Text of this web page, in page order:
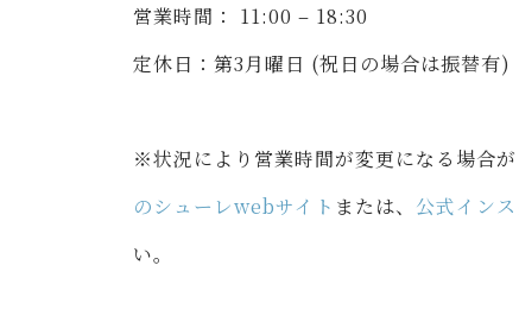
営業時間： 11:00 – 18:30
定休日 ： 第3月曜日 (祝日の場合は振替有)
※状況により営業時間が変更になる場合
のシューレwebサイト または、 公式イン
い。